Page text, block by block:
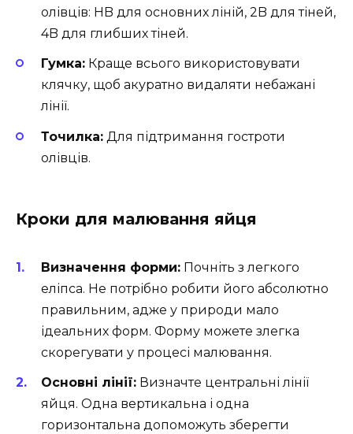
олівців: HB для основних ліній, 2B для тіней,
4B для глибших тіней.
Гумка: Краще всього використовувати
клячку, щоб акуратно видаляти небажані
лінії.
Точилка: Для підтримання гостроти
олівців.
Кроки для малювання яйця
Визначення форми: Почніть з легкого
еліпса. Не потрібно робити його абсолютно
правильним, адже у природи мало
ідеальних форм. Форму можете злегка
скорегувати у процесі малювання.
Основні лінії: Визначте центральні лінії
яйця. Одна вертикальна і одна
горизонтальна допоможуть зберегти